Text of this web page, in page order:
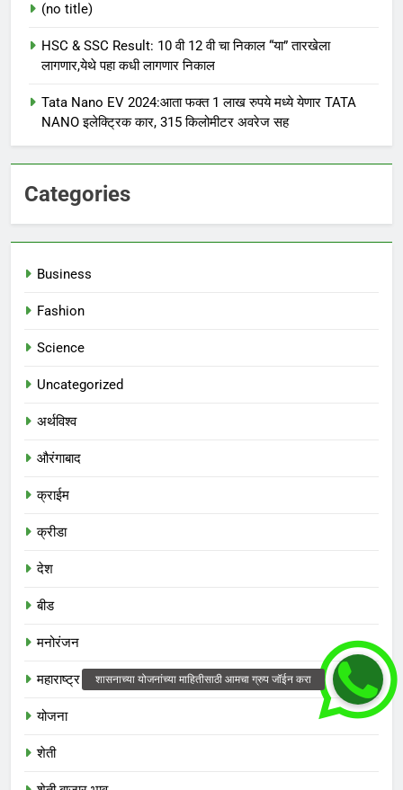
(no title)
HSC & SSC Result: 10 वी 12 वी चा निकाल “या” तारखेला
लागणार,येथे पहा कधी लागणार निकाल
Tata Nano EV 2024:आता फक्त 1 लाख रुपये मध्ये येणार TATA
NANO इलेक्ट्रिक कार, 315 किलोमीटर अवरेज सह
Categories
Business
Fashion
Science
Uncategorized
अर्थविश्व
औरंगाबाद
क्राईम
क्रीडा
देश
बीड
मनोरंजन
महाराष्ट्र
योजना
शेती